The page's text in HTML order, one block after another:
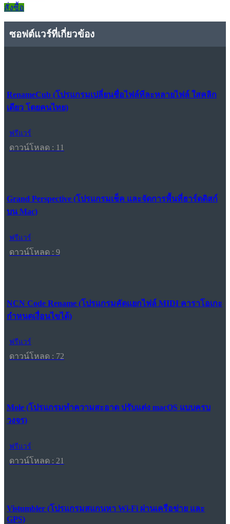
สั่งซื้อ
ซอฟต์แวร์ที่เกี่ยวข้อง
RenameCub (โปรแกรมเปลี่ยนชื่อไฟล์ทีละหลายไฟล์ ใสคลิก
เดียว โดยคนไทย)
ฟรีแวร์
ดาวน์โหลด : 11
Grand Perspective (โปรแกรมเช็ค และจัดการพื้นที่ฮาร์ดดิสก์
บน Mac)
ฟรีแวร์
ดาวน์โหลด : 9
NCN Code Rename (โปรแกรมคัดแยกไฟล์ MIDI คาราโอเกะ
กำหนดเงื่อนไขได้)
ฟรีแวร์
ดาวน์โหลด : 72
Mole (โปรแกรมทำความสะอาด ปรับแต่ง macOS แบบครบ
วงจร)
ฟรีแวร์
ดาวน์โหลด : 21
Vistumbler (โปรแกรมสแกนหา Wi-Fi ผ่านเครือข่าย และ
GPS)